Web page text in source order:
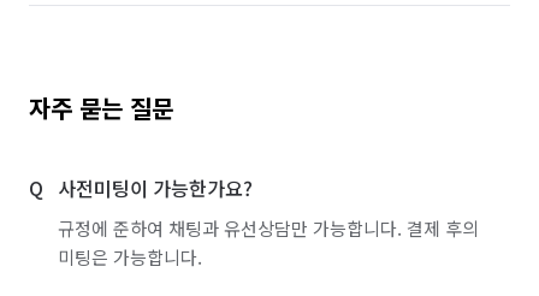
자주 묻는 질문
사전미팅이 가능한가요?
규정에 준하여 채팅과 유선상담만 가능합니다. 결제 후의
미팅은 가능합니다.